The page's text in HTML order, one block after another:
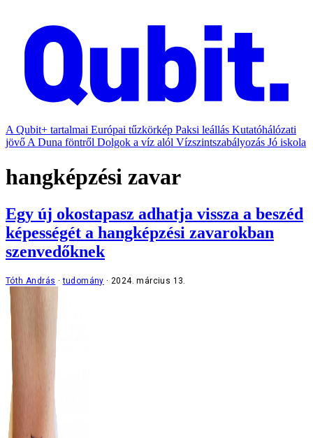
A Qubit+ tartalmai Európai tűzkörkép Paksi leállás Kutatóhálózati
jövő A Duna föntről Dolgok a víz alól Vízszintszabályozás Jó iskola
hangképzési zavar
Egy új okostapasz adhatja vissza a beszéd
képességét a hangképzési zavarokban
szenvedőknek
Tóth András tudomány 2024. március 13.